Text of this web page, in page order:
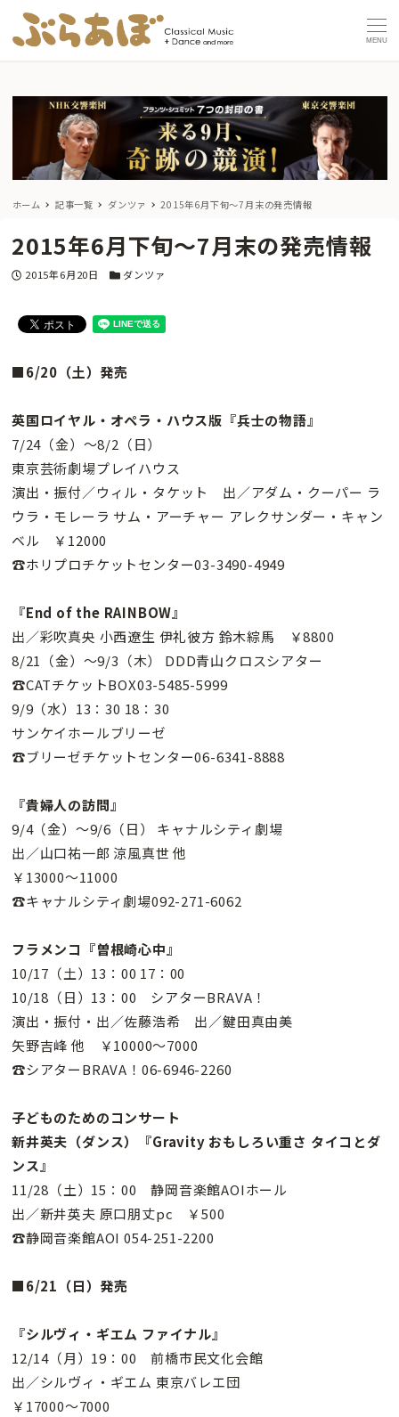
MENU
ホーム 記事一覧 ダンツァ 2015年6月下旬〜7月末の発売情報
2015年6月下旬〜7月末の発売情報
投稿日
2015年6月20日 カテゴリー
ダンツァ
■6/20（土）発売
英国ロイヤル・オペラ・ハウス版『兵士の物語』
7/24（金）〜8/2（日）
東京芸術劇場プレイハウス
演出・振付／ウィル・タケット 出／アダム・クーパー ラ
ウラ・モレーラ サム・アーチャー アレクサンダー・キャン
ベル ￥12000
☎ホリプロチケットセンター03-3490-4949
『End of the RAINBOW』
出／彩吹真央 小西遼生 伊礼彼方 鈴木綜馬 ￥8800
8/21（金）〜9/3（木） DDD青山クロスシアター
☎CATチケットBOX03-5485-5999
9/9（水）13：30 18：30
サンケイホールブリーゼ
☎ブリーゼチケットセンター06-6341-8888
『貴婦人の訪問』
9/4（金）〜9/6（日） キャナルシティ劇場
出／山口祐一郎 涼風真世 他
￥13000〜11000
☎キャナルシティ劇場092-271-6062
フラメンコ『曽根崎心中』
10/17（土）13：00 17：00
10/18（日）13：00 シアターBRAVA！
演出・振付・出／佐藤浩希 出／鍵田真由美
矢野吉峰 他 ￥10000〜7000
☎シアターBRAVA！06-6946-2260
子どものためのコンサート
新井英夫（ダンス）『Gravity おもしろい重さ タイコとダ
ンス』
11/28（土）15：00 静岡音楽館AOIホール
出／新井英夫 原口朋丈pc ￥500
☎静岡音楽館AOI 054-251-2200
■6/21（日）発売
『シルヴィ・ギエム ファイナル』
12/14（月）19：00 前橋市民文化会館
出／シルヴィ・ギエム 東京バレエ団
￥17000〜7000